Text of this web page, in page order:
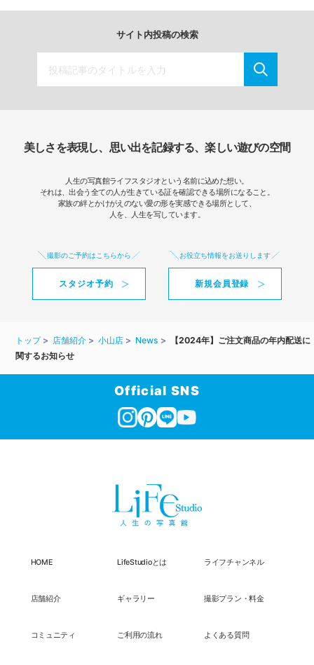
サイト内投稿の検索
美しさを表現し、思い出を記録する、楽しい遊びの空間
人生の写真館ライフスタジオという名前に込めた想い。
それは、出会う全ての人が生きている証を確認できる場所になること。
家族の絆とかけがえのない愛の形を実感できる場所として、
人を、人生を写しています。
撮影のご予約はこちらから
スタジオ予約
お役立ち情報をお送りします
新規会員登録
トップ 店舗紹介 小山店 News
【2024年】ご注文商品の年内配送に
関するお知らせ
Official SNS
HOME LifeStudioとは ライフチャンネル
店舗紹介 ギャラリー 撮影プラン・料金
コミュニティ ご利用の流れ よくある質問